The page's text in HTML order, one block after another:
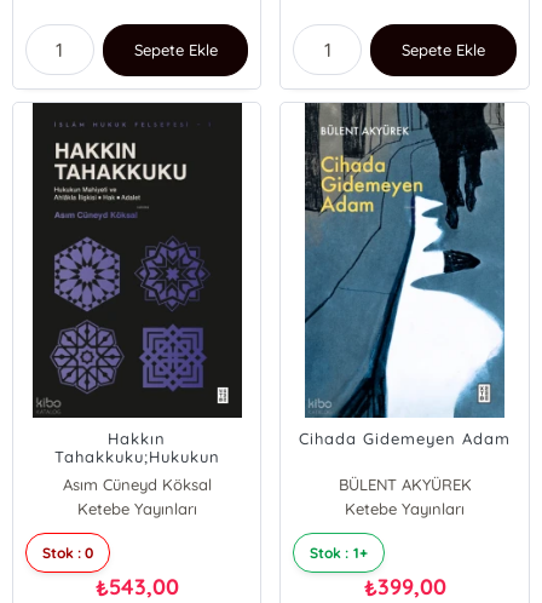
Sepete Ekle Sepete Ekle
Hakkın
Tahakkuku;Hukukun
Mahiyeti ve Ahlâkla
İlişkisi: Hak - Adalet
Asım Cüneyd Köksal
Ketebe Yayınları
Stok : 0
₺543,00
Cihada Gidemeyen Adam
BÜLENT AKYÜREK
Ketebe Yayınları
Stok : 1+
₺399,00